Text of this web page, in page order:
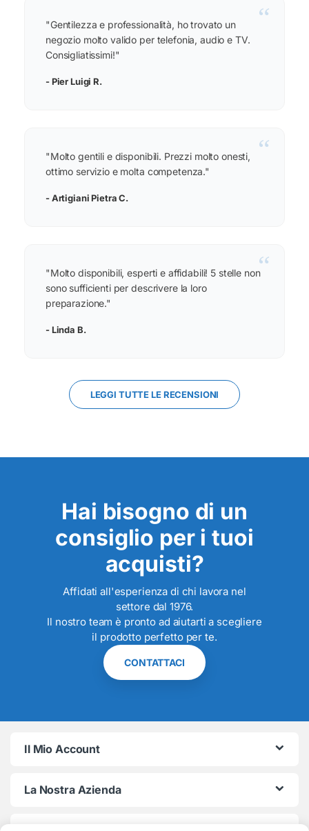
“
"Gentilezza e professionalità, ho trovato un
negozio molto valido per telefonia, audio e TV.
Consigliatissimi!"
- Pier Luigi R.
“
"Molto gentili e disponibili. Prezzi molto onesti,
ottimo servizio e molta competenza."
- Artigiani Pietra C.
“
"Molto disponibili, esperti e affidabili! 5 stelle non
sono sufficienti per descrivere la loro
preparazione."
- Linda B.
LEGGI TUTTE LE RECENSIONI
Hai bisogno di un
consiglio per i tuoi
acquisti?
Affidati all'esperienza di chi lavora nel
settore dal 1976.
Il nostro team è pronto ad aiutarti a scegliere
il prodotto perfetto per te.
CONTATTACI
Il Mio Account
La Nostra Azienda